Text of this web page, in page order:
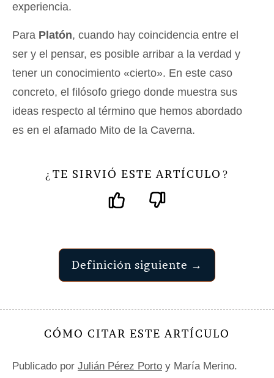
experiencia.
Para Platón, cuando hay coincidencia entre el
ser y el pensar, es posible arribar a la verdad y
tener un conocimiento «cierto». En este caso
concreto, el filósofo griego donde muestra sus
ideas respecto al término que hemos abordado
es en el afamado Mito de la Caverna.
¿ TE SIRVIÓ ESTE ARTÍCULO ?
Definición siguiente →
CÓMO CITAR ESTE ARTÍCULO
Publicado por Julián Pérez Porto y María Merino.